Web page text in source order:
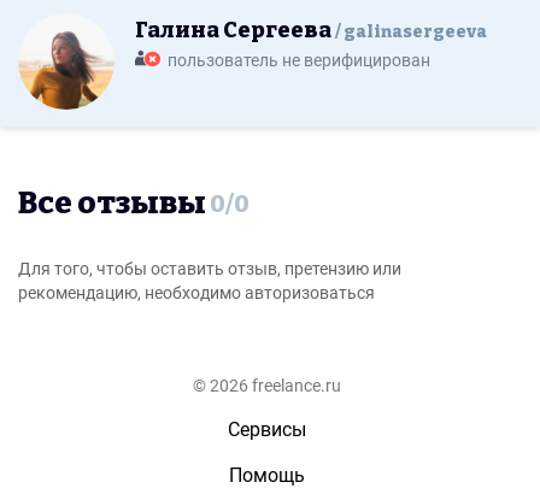
Галина Сергеева galinasergeeva
пользователь не верифицирован
Все отзывы 0/0
Для того, чтобы оставить отзыв, претензию или
рекомендацию, необходимо авторизоваться
© 2026 freelance.ru
Сервисы
Помощь